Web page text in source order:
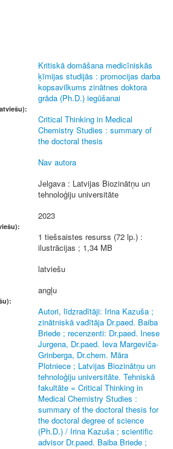
Kritiskā domāšana medicīniskās
ķīmijas studijās : promocijas darba
kopsavilkums zinātnes doktora
grāda (Ph.D.) iegūšanai
Critical Thinking in Medical
Chemistry Studies : summary of
the doctoral thesis
Nav autora
Jelgava : Latvijas Biozinātņu un
tehnoloģiju universitāte
2023
1 tiešsaistes resurss (72 lp.) :
ilustrācijas ; 1,34 MB
latviešu
angļu
Autori, līdzradītāji: Irina Kazuša ;
zinātniskā vadītāja Dr.paed. Baiba
Briede ; recenzenti: Dr.paed. Inese
Jurgena, Dr.paed. Ieva Margeviča-
Grinberga, Dr.chem. Māra
Plotniece ; Latvijas Biozinātņu un
tehnoloģiju universitāte. Tehniskā
fakultāte = Critical Thinking in
Medical Chemistry Studies :
summary of the doctoral thesis for
the doctoral degree of science
(Ph.D.) / Irina Kazuša ; scientific
advisor Dr.paed. Baiba Briede ;